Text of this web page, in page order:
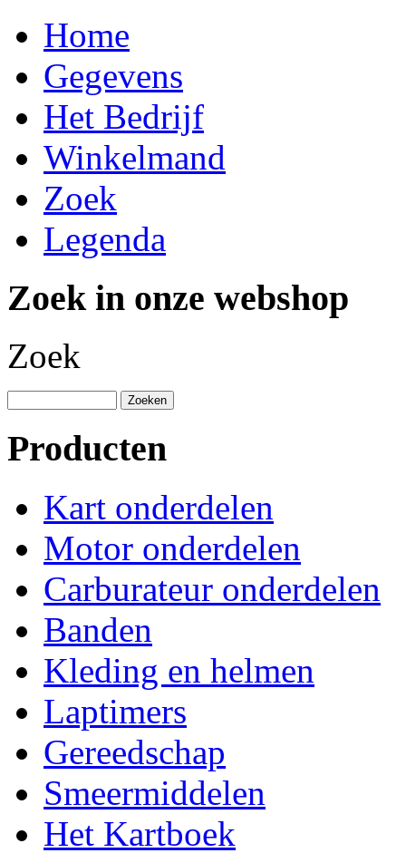
Home
Gegevens
Het Bedrijf
Winkelmand
Zoek
Legenda
Zoek in onze webshop
Zoek
Producten
Kart onderdelen
Motor onderdelen
Carburateur onderdelen
Banden
Kleding en helmen
Laptimers
Gereedschap
Smeermiddelen
Het Kartboek